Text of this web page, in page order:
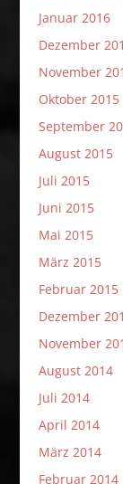
Januar 2016
Dezember
November
Oktober 2015
September
August 2015
Juli 2015
Juni 2015
Mai 2015
März 2015
Februar 2015
Dezember
November
August 2014
Juli 2014
April 2014
März 2014
Februar 2014